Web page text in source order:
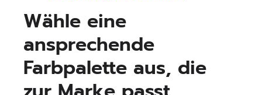
Wähle eine
ansprechende
Farbpalette aus, die